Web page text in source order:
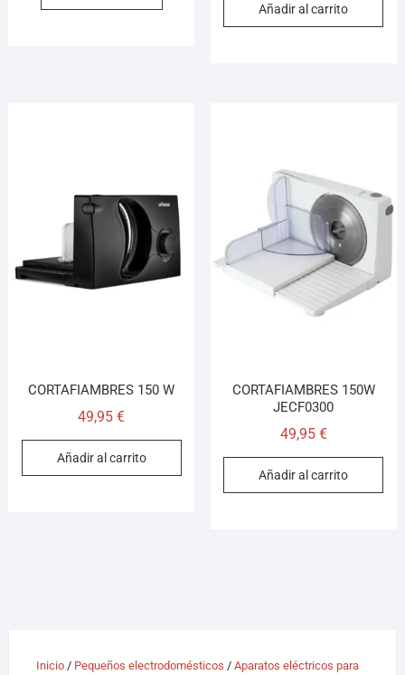
Añadir al carrito
CORTAFIAMBRES 150 W
49,95€
Añadir al carrito
CORTAFIAMBRES 150W
JECF0300
49,95 €
Añadir al carrito
Inicio/ Pequeños electrodomésticos / Aparatos eléctricos para